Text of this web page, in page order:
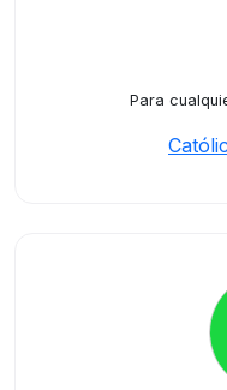
Para